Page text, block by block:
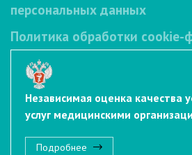
персональных данных
Политика обработки cookie-
Независимая оценка качества
услуг медицинскими
Подробнее